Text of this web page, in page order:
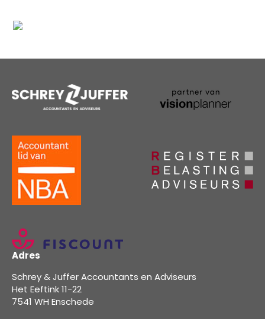
Adres
Schrey & Juffer Accountants en Adviseurs
Het Eeftink 11-22
7541 WH Enschede